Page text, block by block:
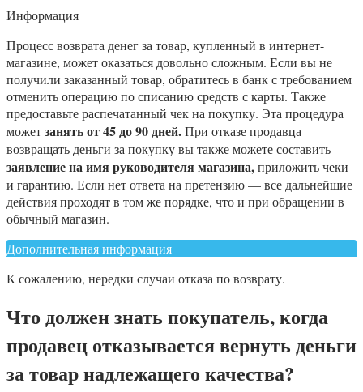
Информация
Процесс возврата денег за товар, купленный в интернет-
магазине, может оказаться довольно сложным. Если вы не
получили заказанный товар, обратитесь в банк с требованием
отменить операцию по списанию средств с карты. Также
предоставьте распечатанный чек на покупку. Эта процедура
можетзанять от 45 до 90 дней.При отказе продавца
возвращать деньги за покупку вы также можете составить
заявление на имя руководителя магазина,приложить чеки
и гарантию. Если нет ответа на претензию — все дальнейшие
действия проходят в том же порядке, что и при обращении в
обычный магазин.
Дополнительная информация
К сожалению, нередки случаи отказа по возврату.
Что должен знать покупатель, когда
продавец отказывается вернуть деньги
за товар надлежащего качества?